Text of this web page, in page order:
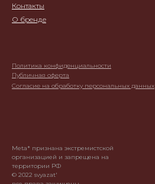
Политика конфиденциальности
Публичная оферта
Контакты
О бренде
Согласие на обработку персональных данных
Meta* признана экстремистской
организацией и запрещена на
территории РФ
© 2022 svyazat'